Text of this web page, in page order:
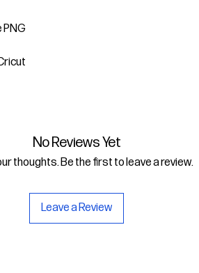
PNG
No Reviews Yet
thoughts. Be the first to leave a review.
Leave a Review